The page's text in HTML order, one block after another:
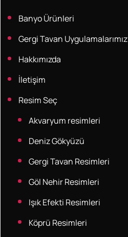
Banyo Ürünleri
Gergi Tavan Uygulamalarımız
Hakkımızda
İletişim
Resim Seç
Akvaryum resimleri
Deniz Gökyüzü
Gergi Tavan Resimleri
Göl Nehir Resimleri
Işık Efekti Resimleri
Köprü Resimleri